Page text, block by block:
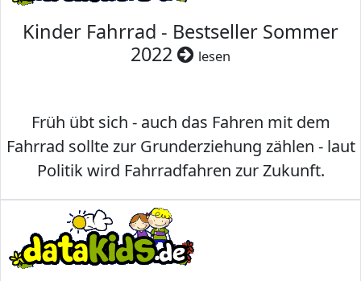
Kinder Fahrrad - Bestseller Sommer
2022
lesen
Früh übt sich - auch das Fahren mit dem
Fahrrad sollte zur Grunderziehung zählen - laut
Politik wird Fahrradfahren zur Zukunft.